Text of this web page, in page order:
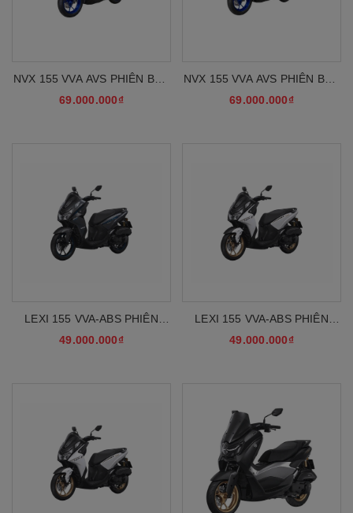
NVX 155 VVA AVS PHIÊN BẢN
SPORT
69.000.000₫
NVX 155 VVA AVS PHIÊN BẢN
GP
69.000.000₫
LEXI 155 VVA-ABS PHIÊN
BẢN TIÊU CHUẨN MỚI 2026
49.000.000₫
LEXI 155 VVA-ABS PHIÊN
BẢN TIÊU CHUẨN MỚI 2026
49.000.000₫